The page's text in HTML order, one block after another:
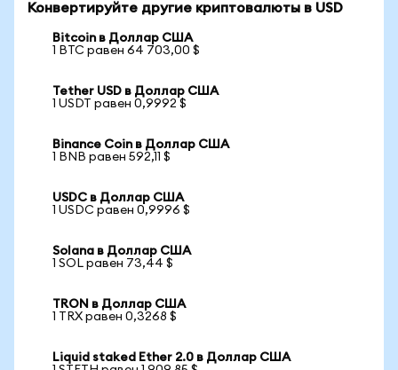
Конвертируйте другие криптовалюты в USD
Bitcoin в Доллар США
1 BTC равен 64 703,00 $
Tether USD в Доллар США
1 USDT равен 0,9992 $
Binance Coin в Доллар США
1 BNB равен 592,11 $
USDC в Доллар США
1 USDC равен 0,9996 $
Solana в Доллар США
1 SOL равен 73,44 $
TRON в Доллар США
1 TRX равен 0,3268 $
Liquid staked Ether 2.0 в Доллар США